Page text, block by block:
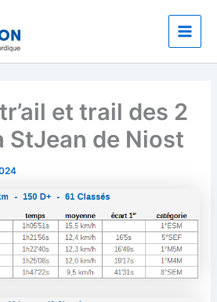
Main
et trail des 2
StJean de Niost